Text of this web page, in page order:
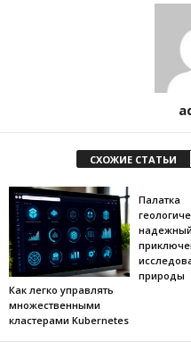
СХОЖИЕ СТАТЬИ
Как легко управлять
множественными
кластерами Kubernetes
Палатка
надежный
природы